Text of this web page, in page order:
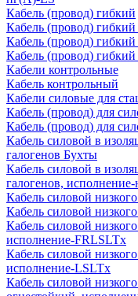
Кабель (провод) гибкий
Кабель (провод)
Кабель (провод)
Кабель (провод)
Кабели контрольные
Кабель контрольный
Кабели силовые для
Кабель (провод) для
Кабель (провод) для
Кабель силовой в
галогенов Бухты
Кабель силовой в
галогенов,
Кабель силовой
Кабель силовой
Кабель силовой
исполнение-FRLSLTx
Кабель силовой
исполнение-LSLTx
Кабель силовой